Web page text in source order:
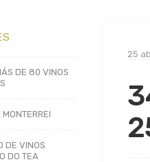
25
DE 80 VINOS
DE VINOS
DO TEA